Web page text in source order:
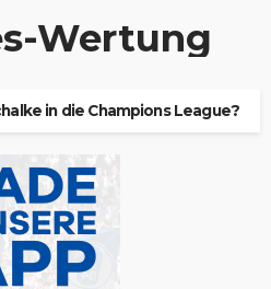
Wertung
in die Champions League?